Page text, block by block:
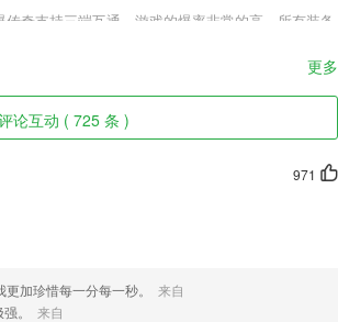
奇支持三端互通，游戏的爆率非常的高，所有装备
，帮助拓展孩子知识层面，领悟传统文化，提高文
你想看
更多
论互动 ( 725 条 )
971
加珍惜每一分每一秒。
来自
。
来自